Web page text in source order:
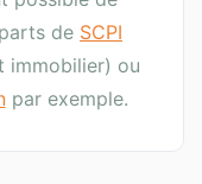
de SCPI
immobilier) ou
par exemple.